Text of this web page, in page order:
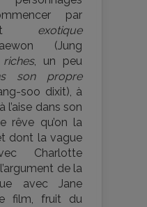
par
et exotique
(Jung
, un peu
son propre
soo dixit), à
dans son
rêve qu’on la
dont la vague
Charlotte
de la
avec Jane
film, fruit du